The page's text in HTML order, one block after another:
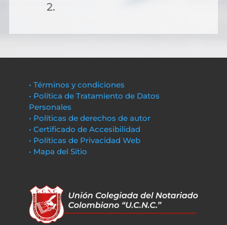
2.
• Términos y condiciones
• Política de Tratamiento de Datos
Personales
• Políticas de derechos de autor
• Certificado de Accesibilidad
• Políticas de Privacidad Web
• Mapa del Sitio